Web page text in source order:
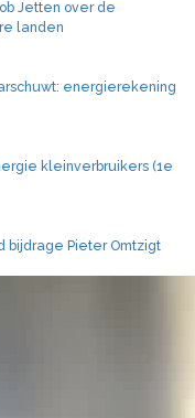
Jetten over de
landen
energierekening
kleinverbruikers (1e
bijdrage Pieter Omtzigt